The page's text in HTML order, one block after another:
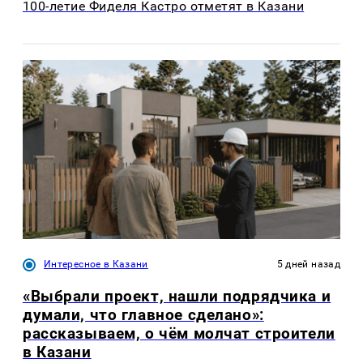
100-летие Фиделя Кастро отметят в Казани
Интересное в Казани 5 дней назад
«Выбрали проект, нашли подрядчика и
думали, что главное сделано»:
рассказываем, о чём молчат строители
в Казани